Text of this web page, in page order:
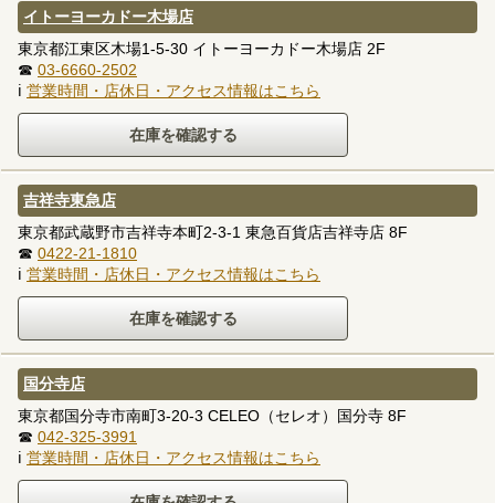
イトーヨーカドー木場店
東京都江東区木場1-5-30 イトーヨーカドー木場店 2F
☎ 03-6660-2502
ℹ 営業時間・店休日・アクセス情報はこちら
吉祥寺東急店
東京都武蔵野市吉祥寺本町2-3-1 東急百貨店吉祥寺店 8F
☎ 0422-21-1810
ℹ 営業時間・店休日・アクセス情報はこちら
国分寺店
東京都国分寺市南町3-20-3 CELEO（セレオ）国分寺 8F
☎ 042-325-3991
ℹ 営業時間・店休日・アクセス情報はこちら